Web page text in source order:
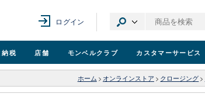
ログイン
税 店舗 モンベルクラブ カスタマーサービス
ホーム > オンラインストア > クロージング >